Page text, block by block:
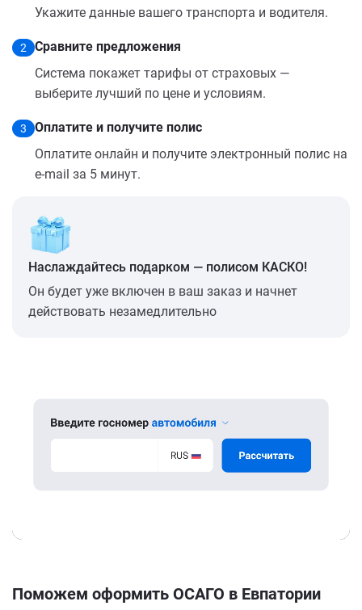
Укажите данные вашего транспорта и водителя.
2
Сравните предложения
Система покажет тарифы от страховых —
выберите лучший по цене и условиям.
3
Оплатите и получите полис
Оплатите онлайн и получите электронный полис на
e-mail за 5 минут.
Наслаждайтесь подарком — полисом КАСКО!
Он будет уже включен в ваш заказ и начнет
действовать незамедлительно
Поможем оформить ОСАГО в Евпатории